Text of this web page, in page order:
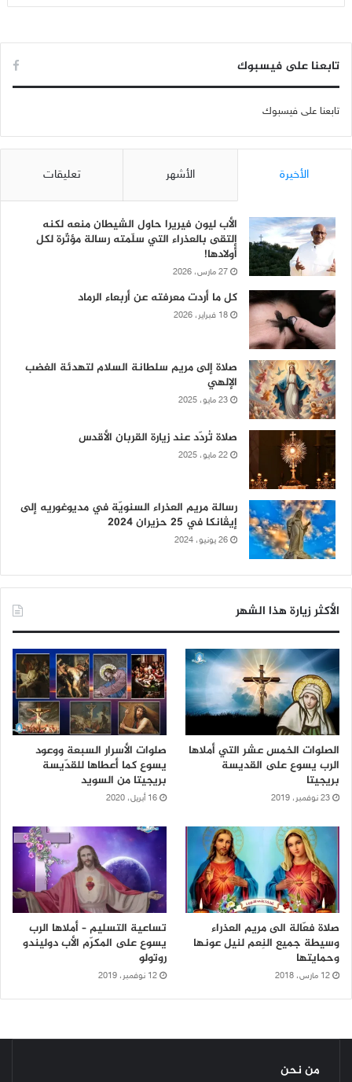
تابعنا على فيسبوك
تابعنا على فيسبوك
الأخيرة الأشهر تعليقات
الأب ليون فيريرا حاول الشيطان منعه لكنه
إلتقى بالعذراء التي سلّمته رسالة مؤثّرة لكل
أولادها!
27 مارس، 2026
كل ما أردت معرفته عن أربعاء الرماد
18 فبراير، 2026
صلاة إلى مريم سلطانة السلام لتهدئة الغضب
الإلهي
23 مايو، 2025
صلاة تُردّد عند زيارة القربان الأقدس
22 مايو، 2025
رسالة مريم العذراء السنويّة في مديوغوريه إلى
إيڤانكا في 25 حزيران 2024
26 يونيو، 2024
الأكثر زيارة هذا الشهر
الصلوات الخمس عشر التي أملاها
الرب يسوع على القديسة
بريجيتا
23 نوفمبر، 2019
صلوات الأسرار السبعة ووعود
يسوع كما أعطاها للقدّيسة
بريجيتا من السويد
16 أبريل، 2020
صلاة فعّالة الى مريم العذراء
وسيطة جميع النِعم لنيل عونها
وحمايتها
12 مارس، 2018
تساعية التسليم – أملاها الرب
يسوع على المكرّم الأب دوليندو
روتولو
12 نوفمبر، 2019
من نحن